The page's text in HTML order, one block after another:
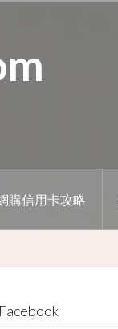
購信用卡攻略
Facebook